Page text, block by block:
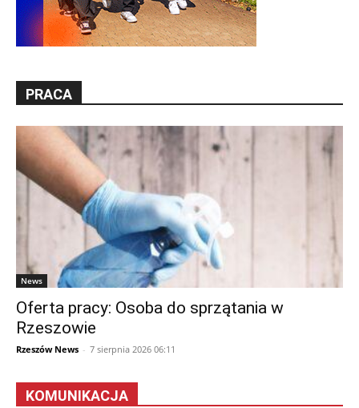
PRACA
News
Oferta pracy: Osoba do sprzątania w
Rzeszowie
Rzeszów News - 7 sierpnia 2026 06:11
KOMUNIKACJA